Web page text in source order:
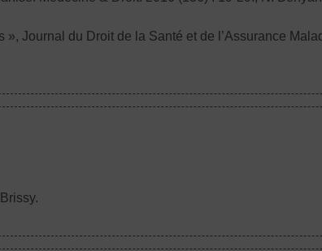
Journal du Droit de la Santé et de l’Assurance